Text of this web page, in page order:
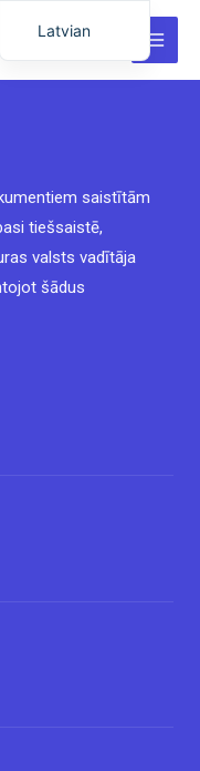
saistītām
tiešsaistē,
valsts vadītāja
šādus
Latvian
Portuguese
Polish